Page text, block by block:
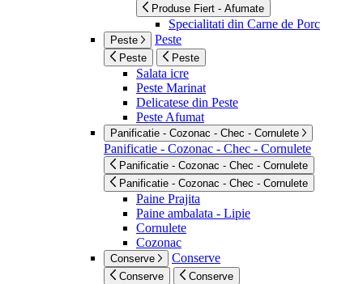
Produse Fiert - Afumate
Specialitati din Carne de Porc
Peste Peste
Peste Peste
Salata icre
Peste Marinat
Delicatese din Peste
Peste Afumat
Panificatie - Cozonac - Chec - Cornulete
Panificatie - Cozonac - Chec - Cornulete
Panificatie - Cozonac - Chec - Cornulete
Panificatie - Cozonac - Chec - Cornulete
Paine Prajita
Paine ambalata - Lipie
Cornulete
Cozonac
Conserve Conserve
Conserve Conserve